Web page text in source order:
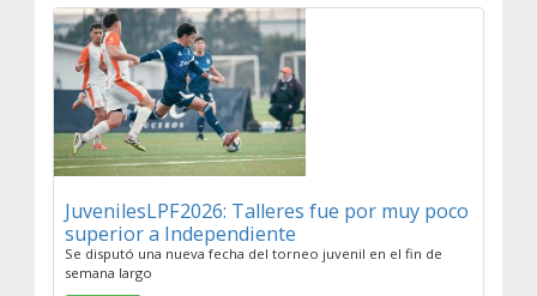
JuvenilesLPF2026: Talleres fue por muy poco
superior a Independiente
Se disputó una nueva fecha del torneo juvenil en el fin de
semana largo